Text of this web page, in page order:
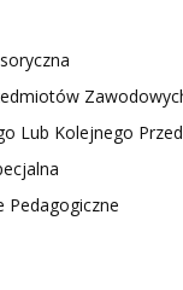
Lub Kolejnego
Pedagogiczne